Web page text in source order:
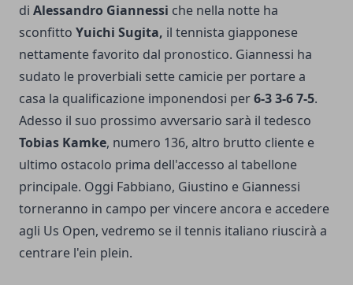
di Alessandro Giannessi che nella notte ha
sconfitto Yuichi Sugita, il tennista giapponese
nettamente favorito dal pronostico. Giannessi ha
sudato le proverbiali sette camicie per portare a
casa la qualificazione imponendosi per6-3 3-6 7-5.
Adesso il suo prossimo avversario sarà il tedesco
Tobias Kamke, numero 136, altro brutto cliente e
ultimo ostacolo prima dell'accesso al tabellone
principale. Oggi Fabbiano, Giustino e Giannessi
torneranno in campo per vincere ancora e accedere
agli Us Open, vedremo se il tennis italiano riuscirà a
centrare l'ein plein.